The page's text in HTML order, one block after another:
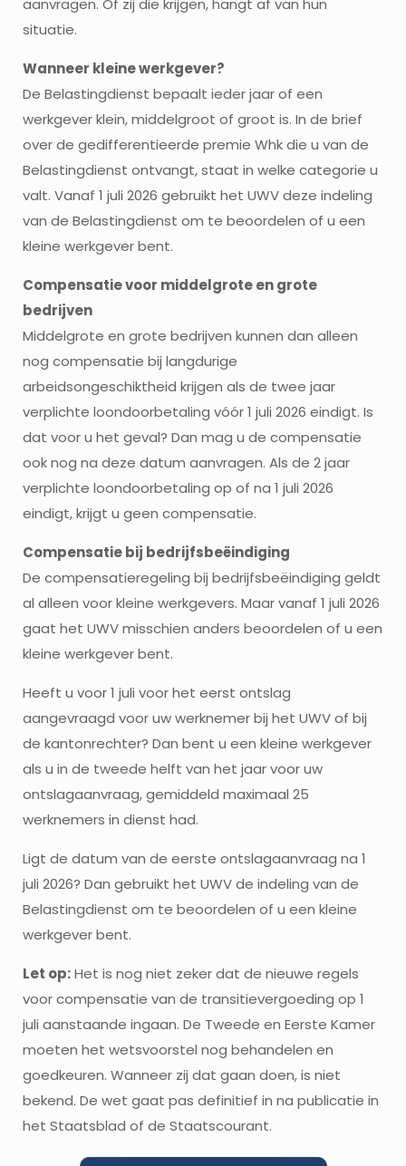
aanvragen. Of zij die krijgen, hangt af van hun
situatie.
Wanneer kleine werkgever?
De Belastingdienst bepaalt ieder jaar of een
werkgever klein, middelgroot of groot is. In de brief
over de gedifferentieerde premie Whk die u van de
Belastingdienst ontvangt, staat in welke categorie u
valt. Vanaf 1 juli 2026 gebruikt het UWV deze indeling
van de Belastingdienst om te beoordelen of u een
kleine werkgever bent.
Compensatie voor middelgrote en grote
bedrijven
Middelgrote en grote bedrijven kunnen dan alleen
nog compensatie bij langdurige
arbeidsongeschiktheid krijgen als de twee jaar
verplichte loondoorbetaling vóór 1 juli 2026 eindigt. Is
dat voor u het geval? Dan mag u de compensatie
ook nog na deze datum aanvragen. Als de 2 jaar
verplichte loondoorbetaling op of na 1 juli 2026
eindigt, krijgt u geen compensatie.
Compensatie bij bedrijfsbeëindiging
De compensatieregeling bij bedrijfsbeëindiging geldt
al alleen voor kleine werkgevers. Maar vanaf 1 juli 2026
gaat het UWV misschien anders beoordelen of u een
kleine werkgever bent.
Heeft u voor 1 juli voor het eerst ontslag
aangevraagd voor uw werknemer bij het UWV of bij
de kantonrechter? Dan bent u een kleine werkgever
als u in de tweede helft van het jaar voor uw
ontslagaanvraag, gemiddeld maximaal 25
werknemers in dienst had.
Ligt de datum van de eerste ontslagaanvraag na 1
juli 2026? Dan gebruikt het UWV de indeling van de
Belastingdienst om te beoordelen of u een kleine
werkgever bent.
Let op:Het is nog niet zeker dat de nieuwe regels
voor compensatie van de transitievergoeding op 1
juli aanstaande ingaan. De Tweede en Eerste Kamer
moeten het wetsvoorstel nog behandelen en
goedkeuren. Wanneer zij dat gaan doen, is niet
bekend. De wet gaat pas definitief in na publicatie in
het Staatsblad of de Staatscourant.